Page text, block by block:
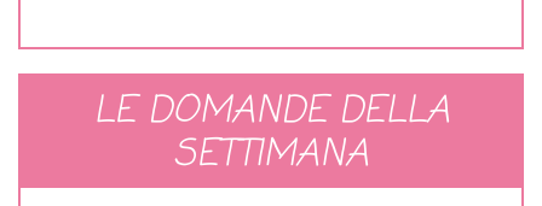
LE DOMANDE DELLA
SETTIMANA